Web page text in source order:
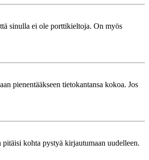
sinulla ei ole porttikieltoja. On myös
pienentääkseen tietokantansa kokoa. Jos
pitäisi kohta pystyä kirjautumaan uudelleen.